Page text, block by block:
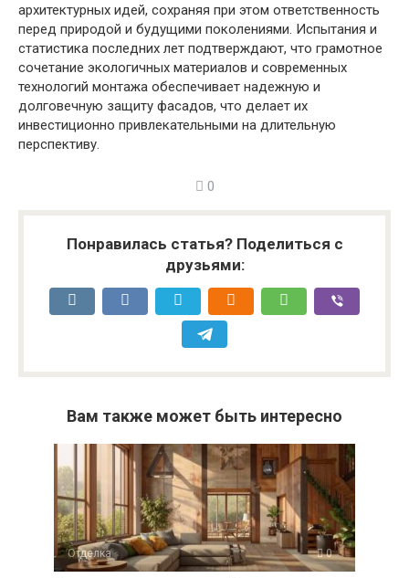
архитектурных идей, сохраняя при этом ответственность
перед природой и будущими поколениями. Испытания и
статистика последних лет подтверждают, что грамотное
сочетание экологичных материалов и современных
технологий монтажа обеспечивает надежную и
долговечную защиту фасадов, что делает их
инвестиционно привлекательными на длительную
перспективу.
0
Понравилась статья? Поделиться с
друзьями:
Вам также может быть интересно
Отделка 0